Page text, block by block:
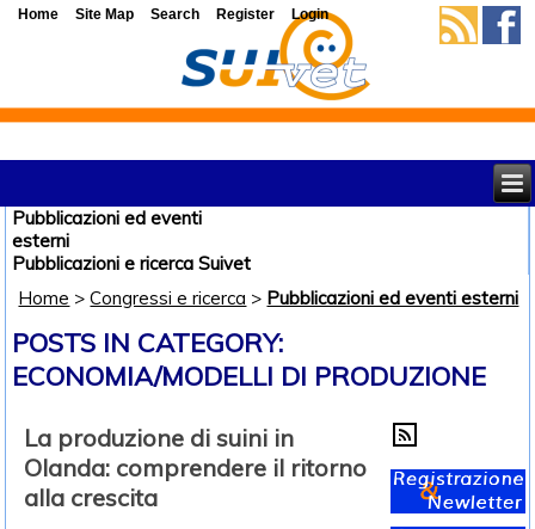
Pubblicazioni ed eventi
esterni
Pubblicazioni e ricerca Suivet
Home >Congressi e ricerca > Pubblicazioni ed eventi esterni
POSTS IN CATEGORY:
ECONOMIA/MODELLI DI PRODUZIONE
La produzione di suini in
Olanda: comprendere il ritorno
alla crescita
Home Site Map Search Register Login